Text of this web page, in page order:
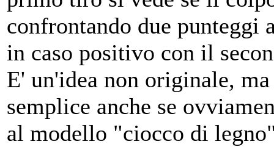
confrontando due punteggi
in caso positivo con il
E' un'idea non originale,
semplice anche se
al modello "ciocco di